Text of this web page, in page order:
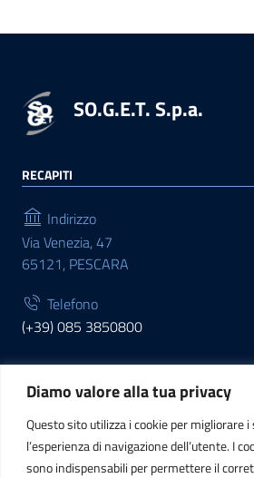
Diamo valore alla tua privacy
Questo sito utilizza i cookie per migliorare
l’esperienza di navigazione dell’utente. I
sono indispensabili per permettere il
SO.G.E.T. S.p.a.
RECAPITI
Indirizzo
Via Venezia, 47
65121, PESCARA
Telefono
(+39) 085 3850800
INFORMAZIONI
C.F. / P.IVA
IT01807790686